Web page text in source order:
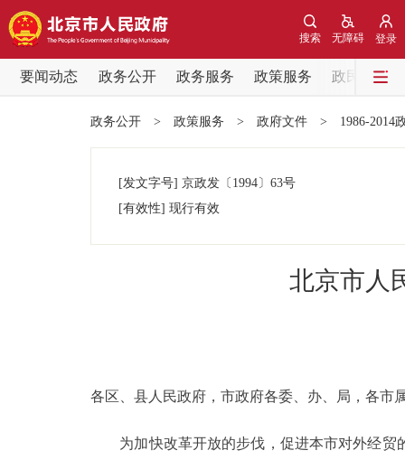
登录
无障碍
搜索
要闻动态 政务公开 政务服务 政策服务
政民互动
党中央精神
政策兑现
决策公开
政务公开 > 政策服务 > 政府文件 > 1986-2014
[发文字号] 京政发 〔1994〕 63号
[有效性] 现行有效
北京市人
各区、县人民政府，市政府各委、办、局，各市
为加快改革开放的步伐，促进本市对外经贸